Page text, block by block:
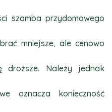
szamba przydomowego
mniejsze, ale cenowo
droższe. Należy jednak
oznacza konieczność